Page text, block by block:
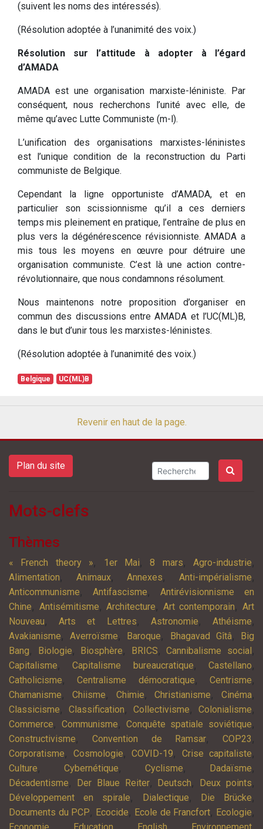
(suivent les noms des intéressés).
(Résolution adoptée à l’unanimité des voix.)
Résolution sur l’attitude à adopter à l’égard
d’AMADA
AMADA est une organisation marxiste-léniniste. Par
conséquent, nous recherchons l’unité avec elle, de
même qu’avec Lutte Communiste (m-l).
L’unification des organisations marxistes-léninistes
est l’unique condition de la reconstruction du Parti
communiste de Belgique.
Cependant la ligne opportuniste d’AMADA, et en
particulier son scissionnisme qu’il a ces derniers
temps mis pleinement en pratique, l’entraîne de plus en
plus vers la dégénérescence révisionniste. AMADA a
mis tous les moyens en œuvre pour détruire une
organisation communiste. C’est là une action contre-
révolutionnaire, que nous condamnons résolument.
Nous maintenons notre proposition d’organiser en
commun des discussions entre AMADA et l’UC(ML)B,
dans le but d’unir tous les marxistes-léninistes.
(Résolution adoptée à l’unanimité des voix.)
Belgique UC(ML)B
Revenir en haut de la page.
Plan du site
Mots-clefs
Thèmes
« French theory », 1er Mai,8 mars, Agro-industrie,
Alimentation, Animaux,Annexes,Anti-impérialisme,
Anticommunisme, Antifascisme, Antirévisionnisme en
Chine, Antisémitisme,Architecture, Art contemporain,Art
Nouveau,Arts et Lettres, Astronomie,Athéisme,
Avakianisme,Averroïsme, Baroque, Bhagavad Gîtâ,
Big
Bang, Biologie, Biosphère, BRICS,Cannibalisme social ,
Capitalisme,Capitalisme bureaucratique,Castellano,
Catholicisme,Centralisme démocratique,Centrisme,
Chamanisme, Chiisme, Chimie,Christianisme, Cinéma,
Classicisme, Classification, Collectivisme, Colonialisme,
Commerce, Communisme, Conquête spatiale soviétique,
Constructivisme, Convention de Ramsar, COP23 ,
Corporatisme, Cosmologie, COVID-19, Crise capitaliste,
Culture, Cybernétique, Cyclisme, Dadaïsme,
Décadentisme, Der Blaue Reiter, Deutsch, Deux points,
Développement en spirale, Dialectique, Die Brücke,
Documents du PCP, Ecocide, Ecole de Francfort, Ecologie,